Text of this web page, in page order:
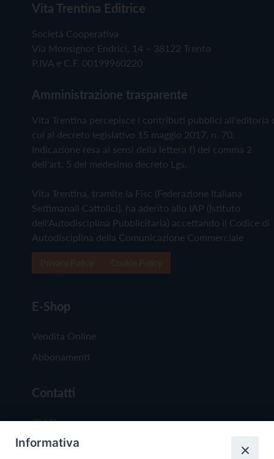
Vita Trentina Editrice
Società Cooperativa
Via Monsignor Endrici, 14 – 38122 Trento
P.IVA e C.F. 00199960220
Amministrazione trasparente
Vita Trentina percepisce i contributi pubblici all'editoria
cui al decreto legislativo 15 maggio 2017, n. 70.
Indicazione resa ai sensi della lettera f) del comma 2
dell'art. 5 del medesimo decreto Lgs.
Vita Trentina, tramite la Fisc (Federazione Italiana
Settimanali Cattolici), ha aderito allo IAP (Istituto
dell'Autodisciplina Pubblicitaria) accettando il Codice di
Autodisciplina della Comunicazione Commerciale
E-Shop
Vendita Online
Abbonamenti
Contatti
Chi Siamo
Redazione
Informativa